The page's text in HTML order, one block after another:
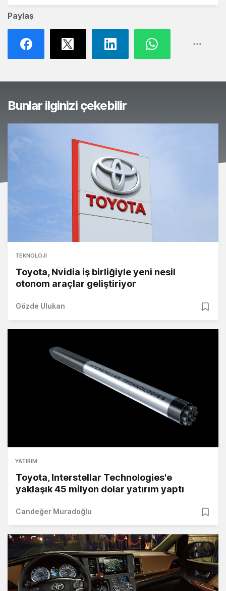
Paylaş
Bunlar ilginizi çekebilir
TEKNOLOJI
Toyota, Nvidia iş birliğiyle yeni nesil
otonom araçlar geliştiriyor
Gözde Ulukan
YATIRIM
Toyota, Interstellar Technologies'e
yaklaşık 45 milyon dolar yatırım yaptı
Candeğer Muradoğlu